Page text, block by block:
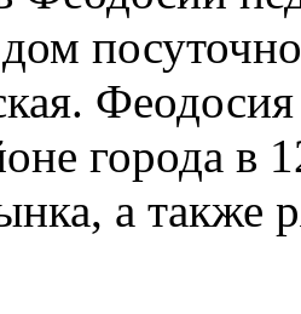
города в
а также